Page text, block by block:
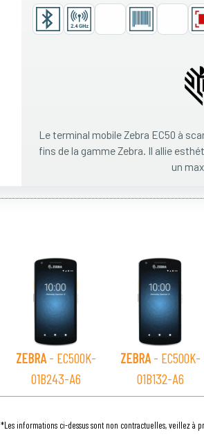
Le terminal mobile Zebra EC50 à
fins de la gamme Zebra. Il allie
un
ZEBRA- EC500K-
01B243-A6
ZEBRA- EC500K-
01B132-A6
*Les informations ci-dessus sont non contractuelles, veillez à